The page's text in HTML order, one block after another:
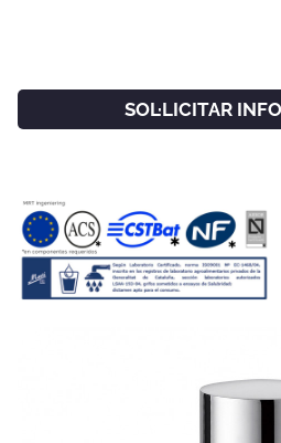
SOL·LICITAR